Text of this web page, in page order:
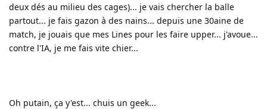
deux dés au milieu des cages)... je vais chercher la balle
partout... je fais gazon à des nains... depuis une 30aine de
match, je jouais que mes Lines pour les faire upper... j'avoue...
contre l'IA, je me fais vite chier...
Oh putain, ça y'est... chuis un geek...